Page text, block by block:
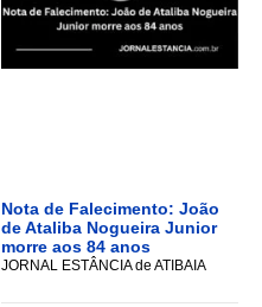
Nota de Falecimento: João
de Ataliba Nogueira Junior
morre aos 84 anos
JORNAL ESTÂNCIA de ATIBAIA